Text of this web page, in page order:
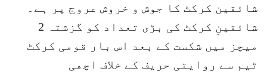
شائقین کرکٹ کا جوش و خروش عروج پر ہے۔
شائقینِ کرکٹ کی بڑی تعداد کو گزشتہ 2
میچز میں شکست کے بعد اس بار قومی کرکٹ
ٹیم سے روایتی حریف کے خلاف اچھی